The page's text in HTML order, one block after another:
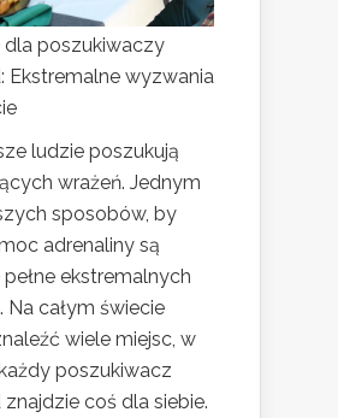
dla poszukiwaczy
Ekstremalne wyzwania
ludzie poszukują
wrażeń. Jednym
sposobów, by
adrenaliny są
ekstremalnych
Na całym świecie
wiele miejsc, w
poszukiwacz
coś dla siebie.